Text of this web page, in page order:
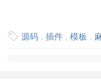
 源码 , 插件 , 模板 ,